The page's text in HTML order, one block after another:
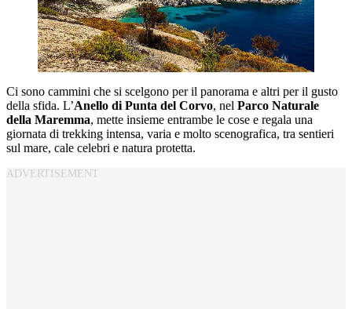
Ci sono cammini che si scelgono per il panorama e altri per il gusto
della sfida. L’Anello di Punta del Corvo, nel Parco Naturale
della Maremma, mette insieme entrambe le cose e regala una
giornata di trekking intensa, varia e molto scenografica, tra sentieri
sul mare, cale celebri e natura protetta.